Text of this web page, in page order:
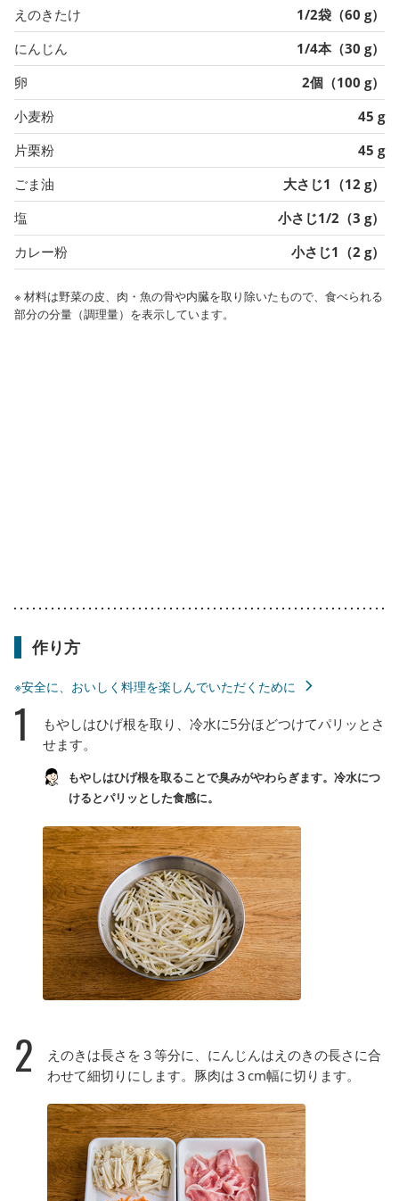
えのきたけ
1/2袋（60 g）
にんじん
1/4本（30 g）
卵
2個（100 g）
小麦粉
45 g
片栗粉
45 g
ごま油
大さじ1（12 g）
塩
小さじ1/2（3 g）
カレー粉
小さじ1（2 g）
※ 材料は野菜の皮、肉・魚の骨や内臓を取り除いたもので、食べられる
部分の分量（調理量）を表示しています。
作り方
※安全に、おいしく料理を楽しんでいただくために
1
もやしはひげ根を取り、冷水に5分ほどつけてパリッとさ
せます。
もやしはひげ根を取ることで臭みがやわらぎます。冷水につ
けるとパリッとした食感に。
2
えのきは長さを３等分に、にんじんはえのきの長さに合
わせて細切りにします。豚肉は３cm幅に切ります。